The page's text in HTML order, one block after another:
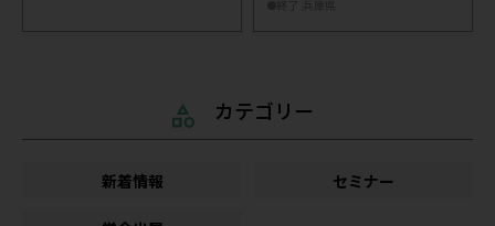
カテゴリー
新着情報 セミナー